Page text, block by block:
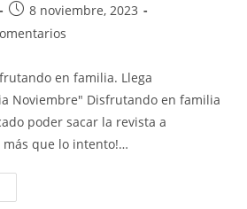
8 noviembre, 2023
en familia. Llega
Noviembre" Disfrutando en familia
poder sacar la revista a
que lo intento!…